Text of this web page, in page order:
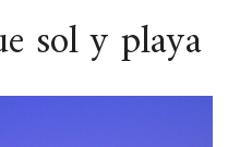
sol y playa